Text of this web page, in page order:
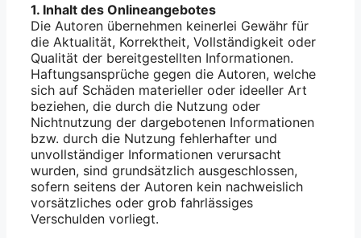
​1. Inhalt des Onlineangebotes
Die Autoren übernehmen keinerlei Gewähr für
die Aktualität, Korrektheit, Vollständigkeit oder
Qualität der bereitgestellten Informationen.
Haftungsansprüche gegen die Autoren, welche
sich auf Schäden materieller oder ideeller Art
beziehen, die durch die Nutzung oder
Nichtnutzung der dargebotenen Informationen
bzw. durch die Nutzung fehlerhafter und
unvollständiger Informationen verursacht
wurden, sind grundsätzlich ausgeschlossen,
sofern seitens der Autoren kein nachweislich
vorsätzliches oder grob fahrlässiges
Verschulden vorliegt.